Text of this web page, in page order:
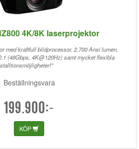
4K/8K laserprojektor
med kraftfull bildprocessor, 2.700 Ansi lumen,
(48Gbps, 4K@120Hz) samt mycket flexibla
Beställningsvara
199.900:-
KÖP